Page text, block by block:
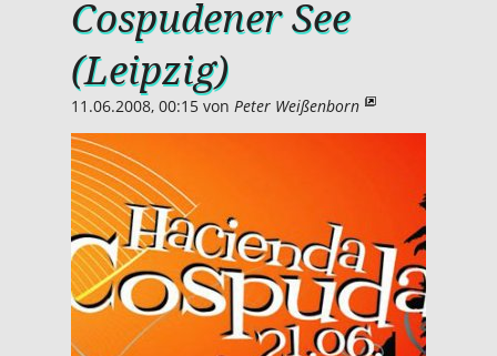
Cospudener See
(Leipzig)
11.06.2008, 00:15 von Peter Weißenborn